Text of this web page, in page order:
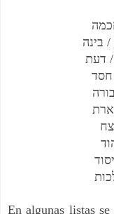
בינה /
דעת /